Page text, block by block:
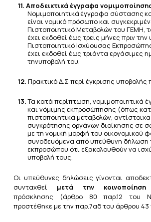
11. Αποδεικτικά έγγραφα
Νομιμοποιητικά έγγραφα σύστασης
είναι νομικόπρόσωποκαι
Πιστοποιητικό Μεταβολών του ΓΕΜΗ,
έχει εκδοθεί έως τρεις μήνες πριν την
Πιστοποιητικό Ισχύουσας
έχει εκδοθεί έως τριάντα εργάσιμες
τηνυποβολή του.
12. ΠρακτικόΔ.Σ περί έγκρισης υποβολής
13.Τα κατά περίπτωση, νομιμοποιητικά
και νόμιμης εκπροσώπησης (όπως
πιστοποιητικά μεταβολών,
συγκρότησης οργάνων διοίκησης σε
με τη νομική μορφή του οικονομικού
συνοδευόμενα από υπεύθυνη δήλωση
εκπροσώπου ότι εξακολουθούν να
υποβολή τους.
Οι υπεύθυνες δηλώσεις γίνονται
συνταχθεί μετά την
πρόσκλησης (άρθρο 80 παρ.12 του
προστέθηκε με τηνπαρ.7αδ του άρθρου 43